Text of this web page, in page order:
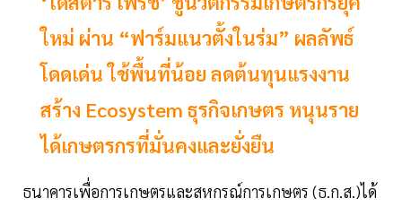
ใหม่ ผ่าน “ฟาร์มแนวตั้งในร่ม” ผลลัพธ์
โดดเด่น ใช้พื้นที่น้อย ลดต้นทุนแรงงาน
สร้าง Ecosystem ธุรกิจเกษตร หนุนราย
ได้เกษตรกรที่มั่นคงและยั่งยืน
ธนาคารเพื่อการเกษตรและสหกรณ์การเกษตร (ธ.ก.ส.)ได้